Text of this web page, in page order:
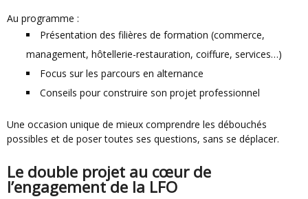
Au programme :
Présentation des filières de formation (commerce,
management, hôtellerie-restauration, coiffure, services…)
Focus sur les parcours en alternance
Conseils pour construire son projet professionnel
Une occasion unique de mieux comprendre les débouchés
possibles et de poser toutes ses questions, sans se déplacer.
Le double projet au cœur de
l’engagement de la LFO